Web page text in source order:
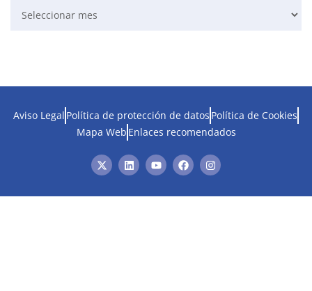
Aviso Legal Política de protección de datos Política de Cookies
Mapa Web Enlaces recomendados